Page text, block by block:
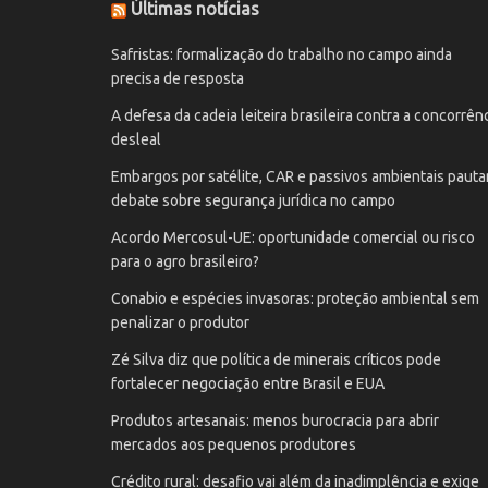
Últimas notícias
Safristas: formalização do trabalho no campo ainda
precisa de resposta
A defesa da cadeia leiteira brasileira contra a
desleal
Embargos por satélite, CAR e passivos ambientais
debate sobre segurança jurídica no campo
Acordo Mercosul-UE: oportunidade comercial ou risco
para o agro brasileiro?
Conabio e espécies invasoras: proteção ambiental sem
penalizar o produtor
Zé Silva diz que política de minerais críticos pode
fortalecer negociação entre Brasil e EUA
Produtos artesanais: menos burocracia para abrir
mercados aos pequenos produtores
Crédito rural: desafio vai além da inadimplência e exige